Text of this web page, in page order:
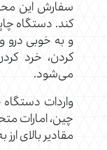
سفارش این
کند. دستگاه
و به‌ خوبی
کردن، خرد
می‌شود.
واردات دستگاه
چین، امارات
مقادیر بالای